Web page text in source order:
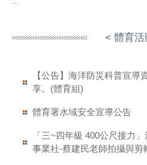
< 體育活
【公告】海洋防災科普宣導
享。(體育組)
體育署水域安全宣導公告
「三~四年級 400公尺接力
事業社-蔡建民老師拍攝與剪